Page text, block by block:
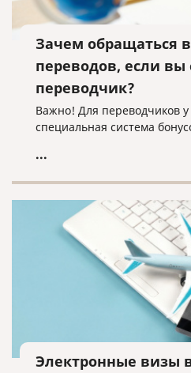
Зачем обращаться
переводов, если
переводчик?
Важно! Для переводчиков
специальная система
...
Электронные визы